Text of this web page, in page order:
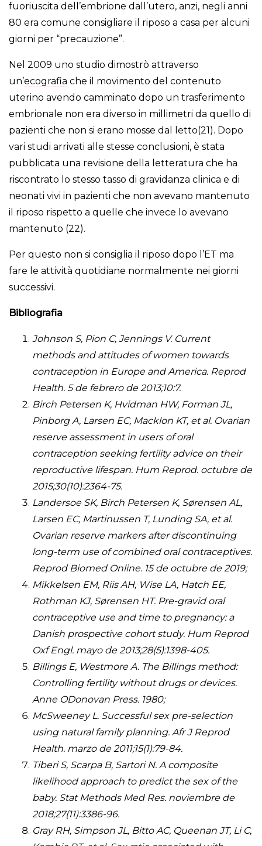
fuoriuscita dell’embrione dall’utero, anzi, negli anni
80 era comune consigliare il riposo a casa per alcuni
giorni per “precauzione”.
Nel 2009 uno studio dimostrò attraverso
un’ecografia che il movimento del contenuto
uterino avendo camminato dopo un trasferimento
embrionale non era diverso in millimetri da quello di
pazienti che non si erano mosse dal letto(21). Dopo
vari studi arrivati alle stesse conclusioni, è stata
pubblicata una revisione della letteratura che ha
riscontrato lo stesso tasso di gravidanza clinica e di
neonati vivi in pazienti che non avevano mantenuto
il riposo rispetto a quelle che invece lo avevano
mantenuto (22).
Per questo non si consiglia il riposo dopo l’ET ma
fare le attività quotidiane normalmente nei giorni
successivi.
Bibliografia
Johnson S, Pion C, Jennings V. Current
methods and attitudes of women towards
contraception in Europe and America. Reprod
Health. 5 de febrero de 2013;10:7.
Birch Petersen K, Hvidman HW, Forman JL,
Pinborg A, Larsen EC, Macklon KT, et al. Ovarian
reserve assessment in users of oral
contraception seeking fertility advice on their
reproductive lifespan. Hum Reprod. octubre de
2015;30(10):2364-75.
Landersoe SK, Birch Petersen K, Sørensen AL,
Larsen EC, Martinussen T, Lunding SA, et al.
Ovarian reserve markers after discontinuing
long-term use of combined oral contraceptives.
Reprod Biomed Online. 15 de octubre de 2019;
Mikkelsen EM, Riis AH, Wise LA, Hatch EE,
Rothman KJ, Sørensen HT. Pre-gravid oral
contraceptive use and time to pregnancy: a
Danish prospective cohort study. Hum Reprod
Oxf Engl. mayo de 2013;28(5):1398-405.
Billings E, Westmore A. The Billings method:
Controlling fertility without drugs or devices.
Anne ODonovan Press. 1980;
McSweeney L. Successful sex pre-selection
using natural family planning. Afr J Reprod
Health. marzo de 2011;15(1):79-84.
Tiberi S, Scarpa B, Sartori N. A composite
likelihood approach to predict the sex of the
baby. Stat Methods Med Res. noviembre de
2018;27(11):3386-96.
Gray RH, Simpson JL, Bitto AC, Queenan JT, Li C,